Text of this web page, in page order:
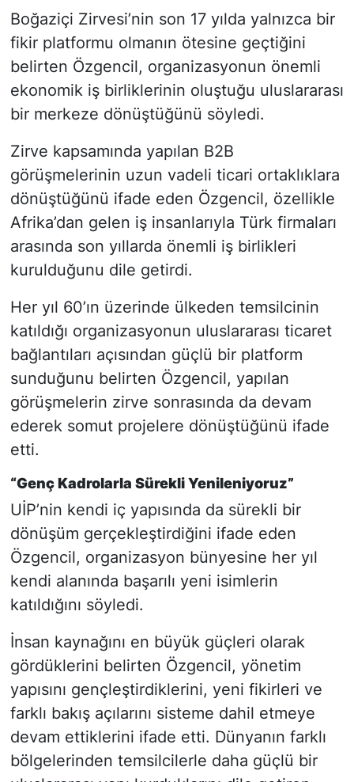
Boğaziçi Zirvesi’nin son 17 yılda yalnızca bir
fikir platformu olmanın ötesine geçtiğini
belirten Özgencil, organizasyonun önemli
ekonomik iş birliklerinin oluştuğu uluslararası
bir merkeze dönüştüğünü söyledi.
Zirve kapsamında yapılan B2B
görüşmelerinin uzun vadeli ticari ortaklıklara
dönüştüğünü ifade eden Özgencil, özellikle
Afrika’dan gelen iş insanlarıyla Türk firmaları
arasında son yıllarda önemli iş birlikleri
kurulduğunu dile getirdi.
Her yıl 60’ın üzerinde ülkeden temsilcinin
katıldığı organizasyonun uluslararası ticaret
bağlantıları açısından güçlü bir platform
sunduğunu belirten Özgencil, yapılan
görüşmelerin zirve sonrasında da devam
ederek somut projelere dönüştüğünü ifade
etti.
“Genç Kadrolarla Sürekli Yenileniyoruz”
UİP’nin kendi iç yapısında da sürekli bir
dönüşüm gerçekleştirdiğini ifade eden
Özgencil, organizasyon bünyesine her yıl
kendi alanında başarılı yeni isimlerin
katıldığını söyledi.
İnsan kaynağını en büyük güçleri olarak
gördüklerini belirten Özgencil, yönetim
yapısını gençleştirdiklerini, yeni fikirleri ve
farklı bakış açılarını sisteme dahil etmeye
devam ettiklerini ifade etti. Dünyanın farklı
bölgelerinden temsilcilerle daha güçlü bir